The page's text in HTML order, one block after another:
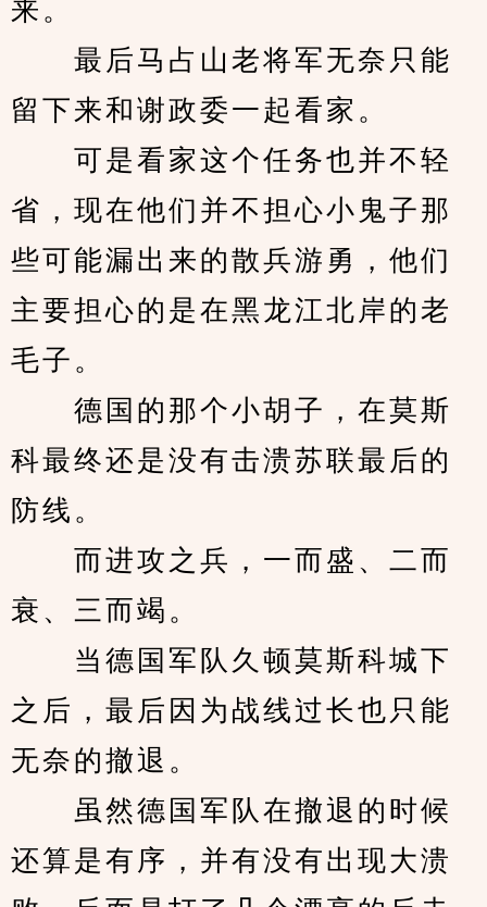
来。
最后马占山老将军无奈只能
留下来和谢政委一起看家。
可是看家这个任务也并不轻
省，现在他们并不担心小鬼子那
些可能漏出来的散兵游勇，他们
主要担心的是在黑龙江北岸的老
毛子。
德国的那个小胡子，在莫斯
科最终还是没有击溃苏联最后的
防线。
而进攻之兵，一而盛、二而
衰、三而竭。
当德国军队久顿莫斯科城下
之后，最后因为战线过长也只能
无奈的撤退。
虽然德国军队在撤退的时候
还算是有序，并有没有出现大溃